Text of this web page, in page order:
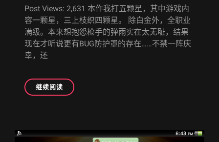
Post Views: 2,631 本作我打五颗星，其中游戏内
容一颗星，三上枝织四颗星。 除白金外，全职业
满级。本来想抱怨枪手的弹雨实在太无耻，结果
现在才听说更有BUG防护罩的存在……不禁一阵庆
幸，还
继续阅读[白
金]
星